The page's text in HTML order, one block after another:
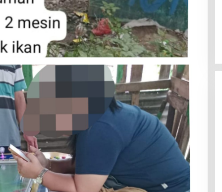
Mahasiswa Mendesak Kapolda
Sumut Copot Kapolres dan Kasat
Reskrim Polres Humbahas Atas
Adanya Dugaan Aliran Dana Judi
Togel
Skandal Pabrik Kasur Sampali
Meledak! Diduga Berdiri di Lahan
Negara, Aksi Mahasiswa
Mengguncang, Bupati Deli
Serdang Didesak Bertindak Tegas!